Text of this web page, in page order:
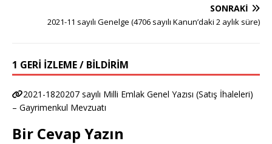
SONRAKI
2021-11 sayılı Genelge (4706 sayılı Kanun’daki 2 aylık süre)
1 GERI IZLEME / BILDIRIM
2021-1820207 sayılı Milli Emlak Genel Yazısı (Satış İhaleleri)
– Gayrimenkul Mevzuatı
Bir Cevap Yazın